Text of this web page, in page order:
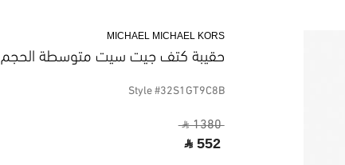
MICHAEL MICHAEL KORS
حقيبة كتف جيت سيت متوسطة الحجم
Style #32S1GT9C8B
‎ ⃁ 1380 ‎
‎ ⃁ 552 ‎